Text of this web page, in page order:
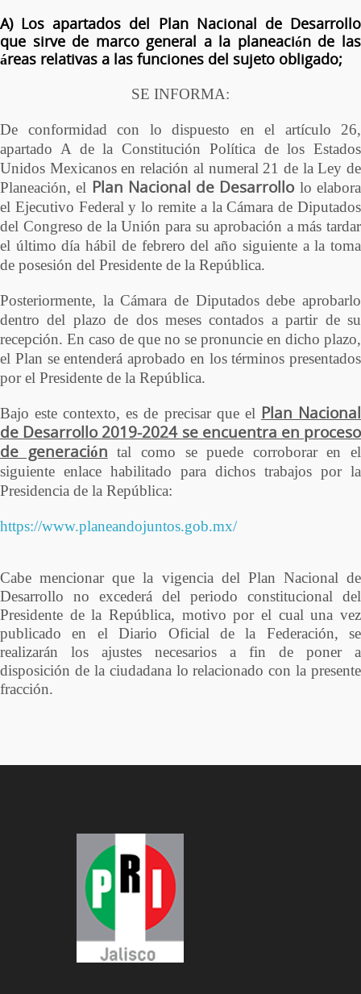
A) Los apartados del Plan Nacional de Desarrollo
que sirve de marco general a la planeación de las
áreas relativas a las funciones del sujeto obligado;
SE INFORMA:
De conformidad con lo dispuesto en el artículo 26,
apartado A de la Constitución Política de los Estados
Unidos Mexicanos en relación al numeral 21 de la Ley de
Planeación, el Plan Nacional de Desarrollo lo elabora
el Ejecutivo Federal y lo remite a la Cámara de Diputados
del Congreso de la Unión para su aprobación a más tardar
el último día hábil de febrero del año siguiente a la toma
de posesión del Presidente de la República.
Posteriormente, la Cámara de Diputados debe aprobarlo
dentro del plazo de dos meses contados a partir de su
recepción. En caso de que no se pronuncie en dicho plazo,
el Plan se entenderá aprobado en los términos presentados
por el Presidente de la República.
Bajo este contexto, es de precisar que el Plan Nacional
de Desarrollo 2019-2024 se encuentra en proceso
de generación tal como se puede corroborar en el
siguiente enlace habilitado para dichos trabajos por la
Presidencia de la República:
https://www.planeandojuntos.gob.mx/
Cabe mencionar que la vigencia del Plan Nacional de
Desarrollo no excederá del periodo constitucional del
Presidente de la República, motivo por el cual una vez
publicado en el Diario Oficial de la Federación, se
realizarán los ajustes necesarios a fin de poner a
disposición de la ciudadana lo relacionado con la presente
fracción.